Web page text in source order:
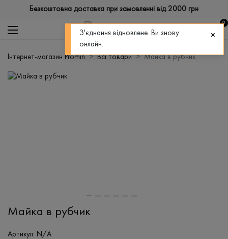
Безкоштовна доставка при замовленні від 2000 грн
0
Інтернет-магазин Promin Всі товари Майка в рубчик
Майка в рубчик
Артикул: N/A
З'єднання відновлене. Ви знову
онлайн.